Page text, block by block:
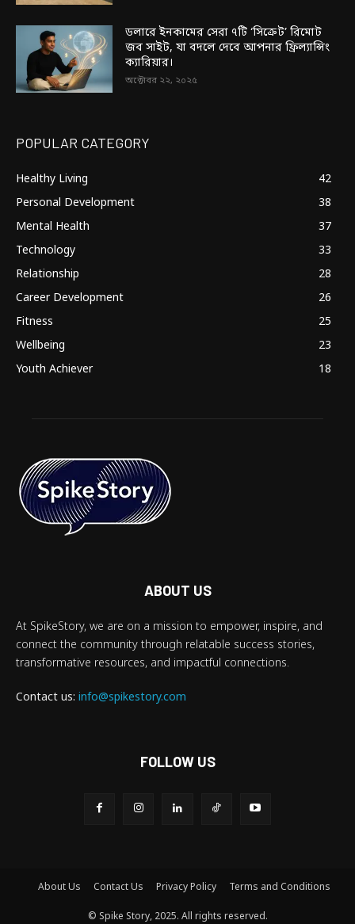
ডলারে ইনকামের সেরা ৭টি ‘সিক্রেট’ রিমোট
জব সাইট, যা বদলে দেবে আপনার ফ্রিল্যান্সিং
ক্যারিয়ার।
অক্টোবর ২২, ২০২৫
POPULAR CATEGORY
Healthy Living
42
Personal Development
38
Mental Health
37
Technology
33
Relationship
28
Career Development
26
Fitness
25
Wellbeing
23
Youth Achiever
18
ABOUT US
At SpikeStory, we are on a mission to empower, inspire, and
connect the community through relatable success stories,
transformative resources, and impactful connections.
Contact us: info@spikestory.com
FOLLOW US
© Spike Story, 2025. All rights reserved.
About Us Contact Us Privacy Policy Terms and Conditions